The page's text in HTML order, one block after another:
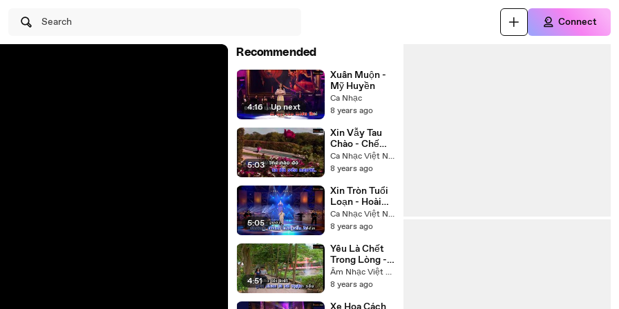
Search Connect
Recommended
4:16 | Up next
Xuân Muộn -
Mỹ Huyền
Ca Nhạc
8 years ago
5:03
Xin Vẫy Tau
Chào - Chế
Linh
Ca Nhạc Việt Nam
8 years ago
5:05
Xin Tròn Tuổi
Loạn - Hoài
Linh Trường
Vũ
Ca Nhạc Việt Nam
8 years ago
4:51
Yêu Là Chết
Trong Lòng -
Hạ Vy
Âm Nhạc Việt Nam
8 years ago